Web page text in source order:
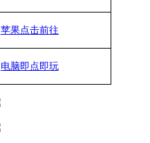
苹果点击前往
电脑即点即玩